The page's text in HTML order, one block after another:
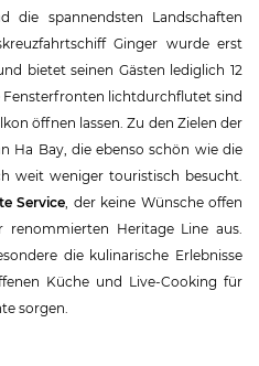
die spannendsten Landschaften
Ginger wurde erst
bietet seinen Gästen lediglich 12
Fensterfronten lichtdurchflutet sind
öffnen lassen. Zu den Zielen der
Ha Bay, die ebenso schön wie die
weit weniger touristisch besucht.
Service , der keine Wünsche offen
renommierten Heritage Line aus.
die kulinarische Erlebnisse
Küche und Live-Cooking für
sorgen.